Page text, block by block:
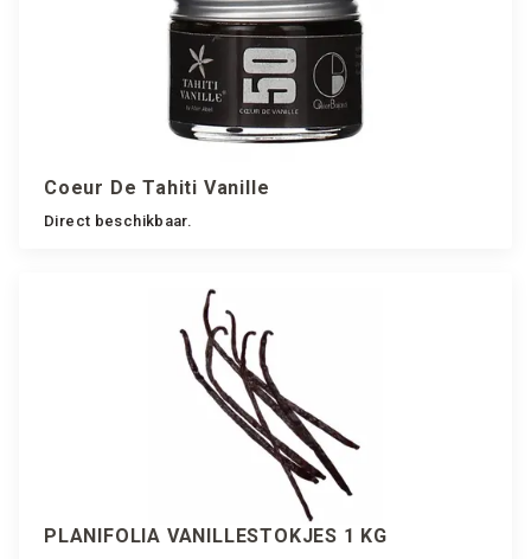
Coeur De Tahiti Vanille
Direct beschikbaar.
PLANIFOLIA VANILLESTOKJES 1 KG